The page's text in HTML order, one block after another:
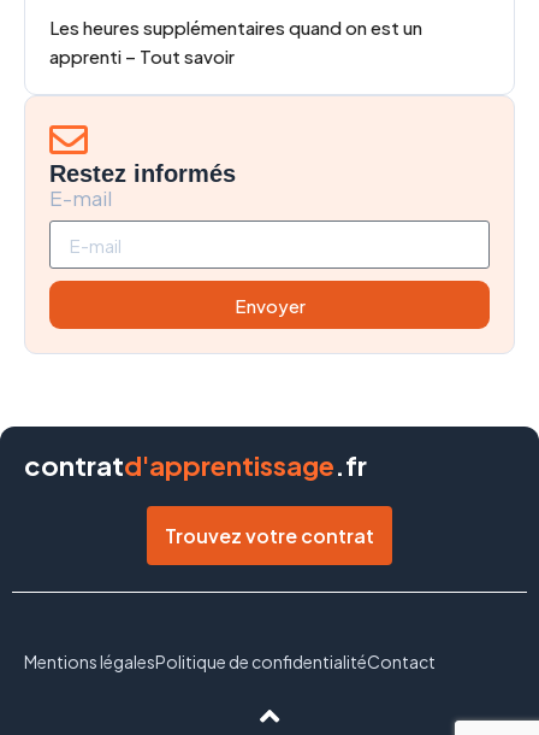
Les heures supplémentaires quand on est un
apprenti – Tout savoir
Restez informés
E-mail
Envoyer
contratd'apprentissage.fr
Trouvez votre contrat
Mentions légalesPolitique de confidentialitéContact